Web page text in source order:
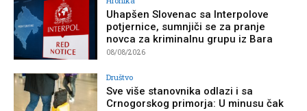
Uhapšen Slovenac sa Interpolove
potjernice, sumnjiči se za pranje
novca za kriminalnu grupu iz Bara
08/08/2026
Društvo
Sve više stanovnika odlazi i sa
Crnogorskog primorja: U minusu čak